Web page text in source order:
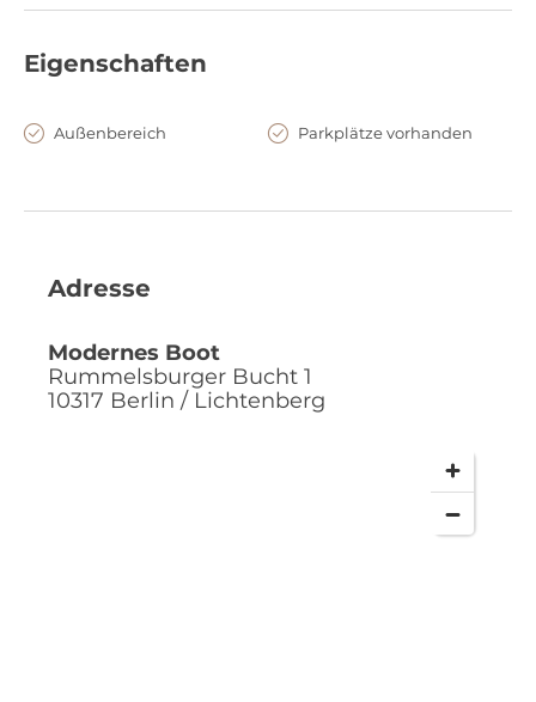
Eigenschaften
Außenbereich Parkplätze vorhanden
Adresse
Modernes Boot
Rummelsburger Bucht 1
10317 Berlin / Lichtenberg